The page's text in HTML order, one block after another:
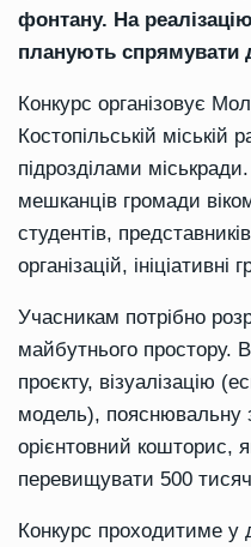
фонтану. На
планують спрямувати
Конкурс організовує
Костопільській міській
підрозділами
мешканців громади
студентів,
організацій, ініціативні
Учасникам потрібно
майбутнього простору.
проєкту, візуалізацію
модель), пояснювальну
орієнтовний кошторис,
перевищувати 500
Конкурс проходитиме у